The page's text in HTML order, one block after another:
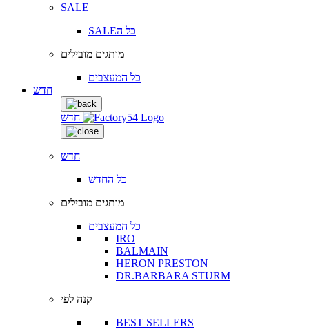
SALE
SALEכל ה
מותגים מובילים
כל המעצבים
חדש
חדש
חדש
כל החדש
מותגים מובילים
כל המעצבים
IRO
BALMAIN
HERON PRESTON
DR.BARBARA STURM
קנה לפי
BEST SELLERS